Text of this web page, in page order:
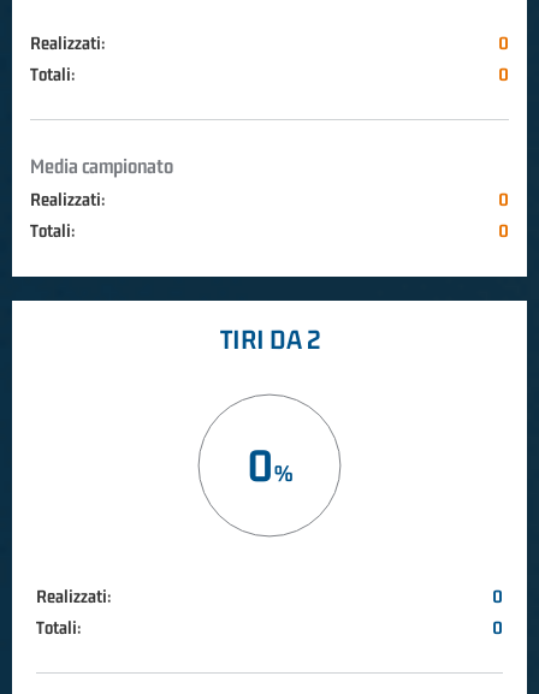
Realizzati:
0
Totali:
0
Media campionato
Realizzati:
0
Totali:
0
TIRI DA 2
0
Realizzati:
0
Totali:
0